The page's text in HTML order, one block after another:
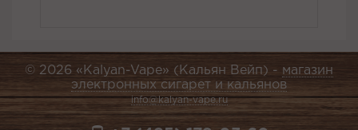
© 2026 «Kalyan-Vape» (Кальян Вейп) - магазин
электронных сигарет и кальянов
info@kalyan-vape.ru